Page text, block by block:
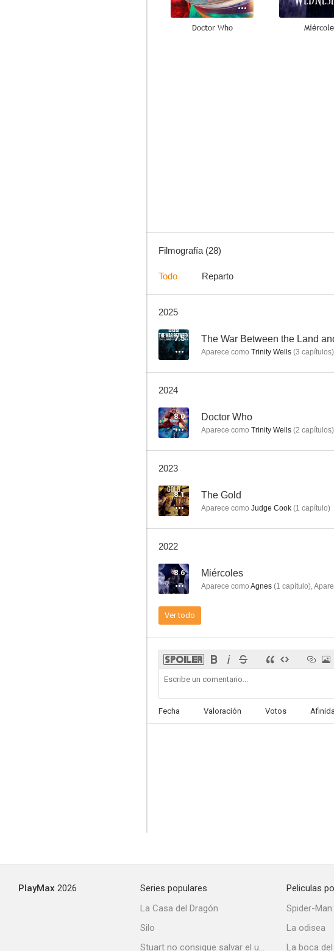
Doctor Who
--
Filmografía (28)
Todo Reparto
2025
7.5 The War Between the Land
Aparece como Trinity Wells (3 capítulos)
2024
8.0 Doctor Who
Aparece como Trinity Wells (2 capítulos)
2023
8.1 The Gold
Aparece como Judge Cook (1 capítulo)
2022
8.6 Miércoles
Aparece como Agnes (1 capítulo),
Ver todo
Fecha Valoración Votos
PlayMax 2026
Series populares
La Casa del Dragón
Silo
Stuart no consigue salvar el universo
Peliculas
Spider-
La odisea
La boca